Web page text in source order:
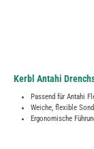
Kerbl Antahi
Passend für Antahi
Weiche, flexible
Ergonomische